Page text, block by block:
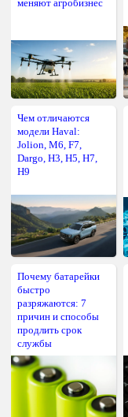
меняют агробизнес
Чем отличаются
модели Haval:
Jolion, M6, F7,
Dargo, H3, H5, H7,
H9
Почему батарейки
быстро
разряжаются: 7
причин и способы
продлить срок
службы